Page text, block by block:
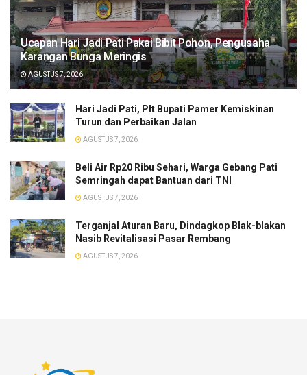
​Ucapan Hari Jadi Pati Pakai Bibit Pohon, Pengusaha
Karangan Bunga Meringis
AGUSTUS 7, 2026
​Hari Jadi Pati, Plt Bupati Pamer Kemiskinan
Turun dan Perbaikan Jalan
AGUSTUS 7, 2026
Beli Air Rp20 Ribu Sehari, Warga Gebang Pati
Semringah dapat Bantuan dari TNI
AGUSTUS 7, 2026
Terganjal Aturan Baru, Dindagkop Blak-blakan
Nasib Revitalisasi Pasar Rembang
AGUSTUS 7, 2026